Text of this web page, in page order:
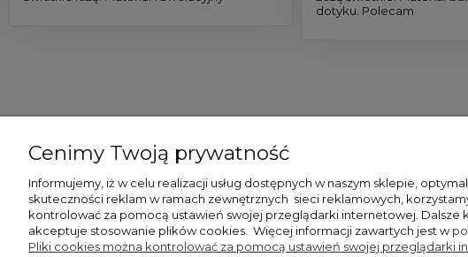
dotyku. Polecam
Cenimy Twoją prywatność
Informujemy, iż w celu realizacji usług dostępnych w naszym sklepie,
skuteczności reklam w ramach zewnętrznych sieci reklamowych,
kontrolować za pomocą ustawień swojej przeglądarki internetowej.
akceptuje stosowanie plików cookies. Więcej informacji zawartych jest w
Pliki cookies można kontrolować za pomocą ustawień swojej